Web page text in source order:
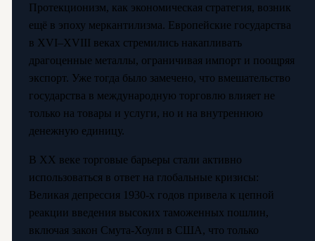
Протекционизм, как экономическая стратегия, возник
ещё в эпоху меркантилизма. Европейские государства
в XVI–XVIII веках стремились накапливать
драгоценные металлы, ограничивая импорт и поощряя
экспорт. Уже тогда было замечено, что вмешательство
государства в международную торговлю влияет не
только на товары и услуги, но и на внутреннюю
денежную единицу.
В XX веке торговые барьеры стали активно
использоваться в ответ на глобальные кризисы:
Великая депрессия 1930-х годов привела к цепной
реакции введения высоких таможенных пошлин,
включая закон Смута-Хоули в США, что только